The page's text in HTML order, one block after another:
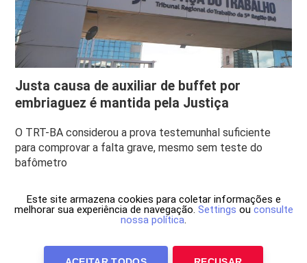
Justa causa de auxiliar de buffet por
embriaguez é mantida pela Justiça
O TRT-BA considerou a prova testemunhal suficiente
para comprovar a falta grave, mesmo sem teste do
bafômetro
Este site armazena cookies para coletar informações e
melhorar sua experiência de navegação. Settings ou consulte
nossa política.